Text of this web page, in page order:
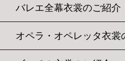
バレエ全幕衣裳のご紹介
オペラ・オペレッタ衣裳